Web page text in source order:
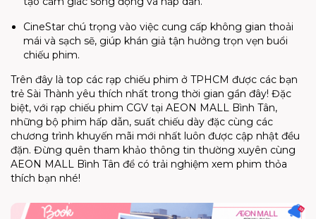
CineStar chú trọng vào việc cung cấp không gian thoải
mái và sạch sẽ, giúp khán giả tận hưởng trọn vẹn buổi
chiếu phim.
Trên đây là top các rạp chiếu phim ở TPHCM được các bạn
trẻ Sài Thành yêu thích nhất trong thời gian gần đây! Đặc
biệt, với rạp chiếu phim CGV tại AEON MALL Bình Tân,
những bộ phim hấp dẫn, suất chiếu dày đặc cùng các
chương trình khuyến mãi mới nhất luôn được cập nhật đều
đặn. Đừng quên tham khảo thông tin thường xuyên cùng
AEON MALL Bình Tân để có trải nghiệm xem phim thỏa
thích bạn nhé!